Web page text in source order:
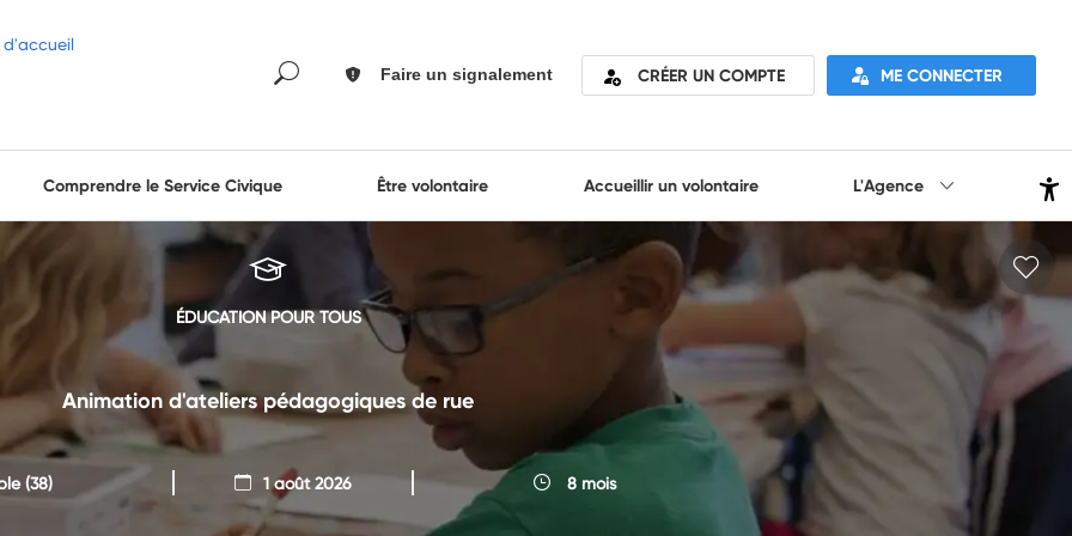
Faire un signalement CRÉER UN COMPTE ME CONNECTER
Comprendre le Service Civique Être volontaire Accueillir un volontaire L'Agence
ÉDUCATION POUR TOUS
Animation d'ateliers pédagogiques de rue
(38) 1 août 2026 8 mois